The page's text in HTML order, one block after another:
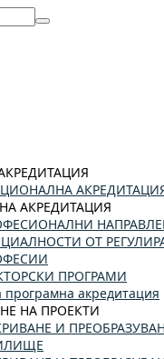
АКРЕДИТАЦИЯ
ОТ
ПРОГРАМИ
програмна акредитация
НА ПРОЕКТИ
И